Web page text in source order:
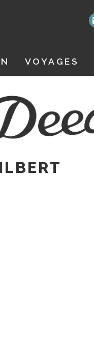
VOYAGES